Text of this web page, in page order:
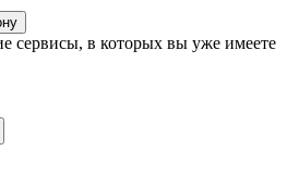
сервисы, в которых вы уже имеете